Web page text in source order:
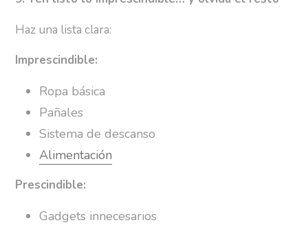
Haz una lista clara:
Imprescindible:
Ropa básica
Pañales
Sistema de descanso
Alimentación
Prescindible:
Gadgets innecesarios